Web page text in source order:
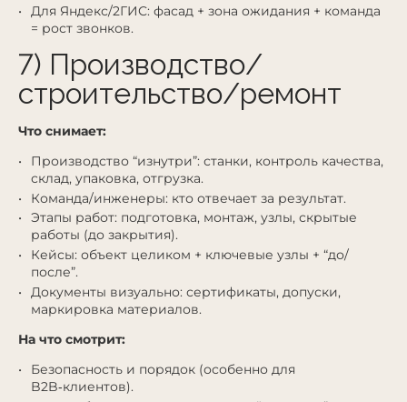
Для Яндекс/2ГИС: фасад + зона ожидания + команда
= рост звонков.
7) Производство/
строительство/ремонт
Что снимает:
Производство “изнутри”: станки, контроль качества,
склад, упаковка, отгрузка.
Команда/инженеры: кто отвечает за результат.
Этапы работ: подготовка, монтаж, узлы, скрытые
работы (до закрытия).
Кейсы: объект целиком + ключевые узлы + “до/
после”.
Документы визуально: сертификаты, допуски,
маркировка материалов.
На что смотрит:
Безопасность и порядок (особенно для
B2B‑клиентов).